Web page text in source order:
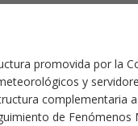
promovida por la
y
complementaria
de